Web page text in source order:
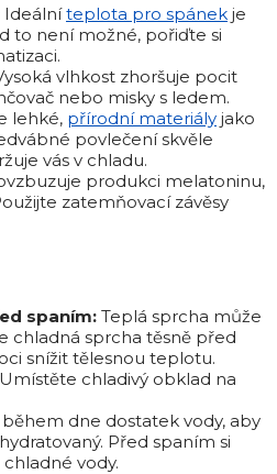
Ideálníteplota pro spánek je
to není možné, pořiďte si
vlhkost zhoršuje pocit
nebo misky s ledem.
lehké, přírodní materiály jako
povlečení skvěle
vás v chladu.
produkci melatoninu,
zatemňovací závěsy
spaním: Teplá sprcha může
chladná sprcha těsně před
snížit tělesnou teplotu.
Umístěte chladivý obklad na
během dne dostatek vody, aby
Před spaním si
vody.